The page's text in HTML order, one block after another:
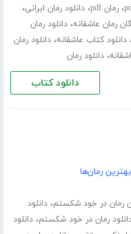
،رمان pdf ،دانلود رمان ایرانی،
رمان عاشقانه،دانلود رمان
،دانلود کتاب عاشقانه،دانلود رمان
،دانلود رمان
دانلود کتاب
بهترین رمان‌ها
رمان در خود شکستم،دانلود
رمان در خود شکستم،دانلود